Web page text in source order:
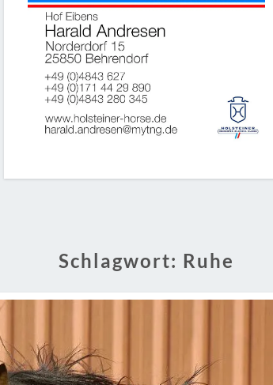
Schlagwort: Ruhe